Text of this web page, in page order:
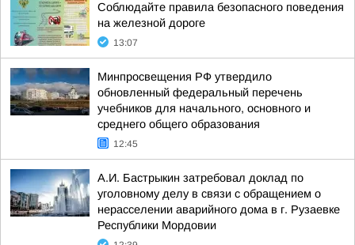
Соблюдайте правила безопасного поведения
на железной дороге
13:07
Минпросвещения РФ утвердило
обновленный федеральный перечень
учебников для начального, основного и
среднего общего образования
12:45
А.И. Бастрыкин затребовал доклад по
уголовному делу в связи с обращением о
нерасселении аварийного дома в г. Рузаевке
Республики Мордовии